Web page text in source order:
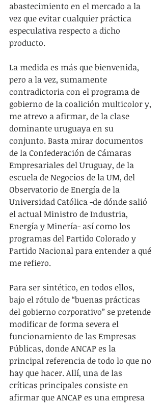
abastecimiento en el mercado a la
vez que evitar cualquier práctica
especulativa respecto a dicho
producto.
La medida es más que bienvenida,
pero a la vez, sumamente
contradictoria con el programa de
gobierno de la coalición multicolor y,
me atrevo a afirmar, de la clase
dominante uruguaya en su
conjunto. Basta mirar documentos
de la Confederación de Cámaras
Empresariales del Uruguay, de la
escuela de Negocios de la UM, del
Observatorio de Energía de la
Universidad Católica -de dónde salió
el actual Ministro de Industria,
Energía y Minería- así como los
programas del Partido Colorado y
Partido Nacional para entender a qué
me refiero.
Para ser sintético, en todos ellos,
bajo el rótulo de “buenas prácticas
del gobierno corporativo” se pretende
modificar de forma severa el
funcionamiento de las Empresas
Públicas, donde ANCAP es la
principal referencia de todo lo que no
hay que hacer. Allí, una de las
críticas principales consiste en
afirmar que ANCAP es una empresa